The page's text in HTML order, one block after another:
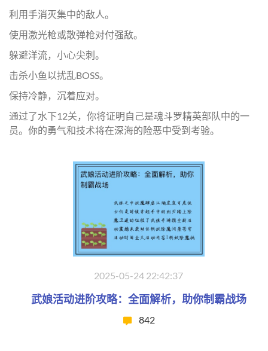
利用手消灭集中的敌人。
使用激光枪或散弹枪对付强敌。
躲避洋流，小心尖刺。
击杀小鱼以扰乱BOSS。
保持冷静，沉着应对。
通过了水下12关，你将证明自己是魂斗罗精英部队中的一
员。你的勇气和技术将在深海的险恶中受到考验。
2025-05-24 22:42:37
武娘活动进阶攻略：全面解析，助你制霸战场
842